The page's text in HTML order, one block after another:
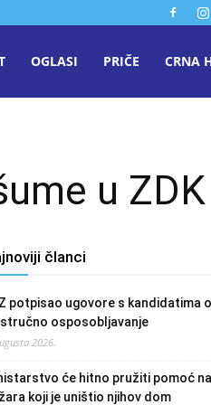
OGLASI PRIČE CRNA
u ZDK
članci
potpisao ugovore s kandidatima
osposobljavanje
2026.
će hitno pružiti pomoć
koji je uništio njihov dom